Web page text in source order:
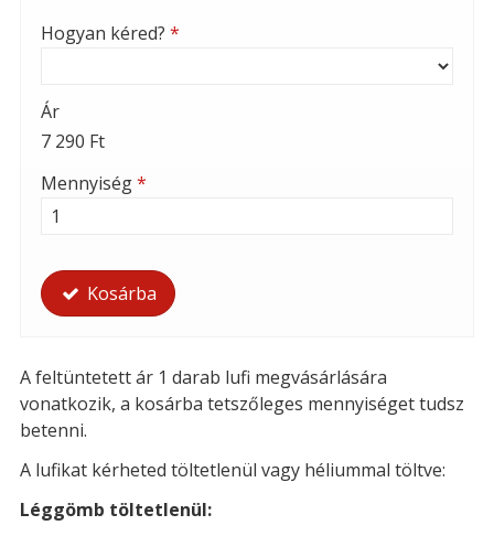
Hogyan kéred? *
Ár
7 290 Ft
Mennyiség*
Kosárba
A feltüntetett ár 1 darab lufi megvásárlására
vonatkozik, a kosárba tetszőleges mennyiséget tudsz
betenni.
A lufikat kérheted töltetlenül vagy héliummal töltve:
Léggömb töltetlenül: